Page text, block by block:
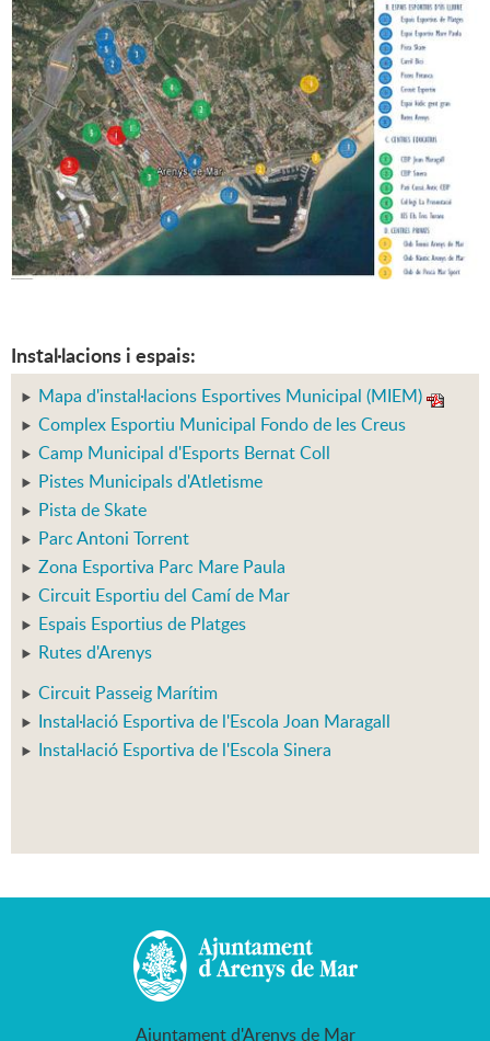
Instal·lacions i espais:
Mapa d'instal·lacions Esportives Municipal (MIEM)
Complex Esportiu Municipal Fondo de les Creus
Camp Municipal d'Esports Bernat Coll
Pistes Municipals d'Atletisme
Pista de Skate
Parc Antoni Torrent
Zona Esportiva Parc Mare Paula
Circuit Esportiu del Camí de Mar
Espais Esportius de Platges
Rutes d'Arenys
Circuit Passeig Marítim
Instal·lació Esportiva de l'Escola Joan Maragall
Instal·lació Esportiva de l'Escola Sinera
Ajuntament d'Arenys de Mar